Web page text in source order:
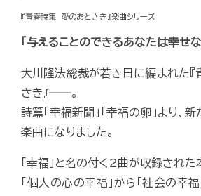
『青春詩集 愛のあとさき』楽曲シリーズ
「与えることのできるあなたは幸せな
大川隆法総裁が若き日に編まれた
さき』――。
詩篇「幸福新聞」「幸福の卵」より、
楽曲になりました。
「幸福」と名の付く2曲が収録された
「個人の心の幸福」から「社会の幸福